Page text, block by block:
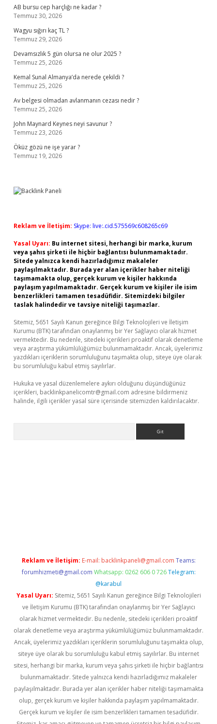
AB bursu cep harçlığı ne kadar ?
Temmuz 30, 2026
Wagyu sığırı kaç TL ?
Temmuz 29, 2026
Devamsızlık 5 gün olursa ne olur 2025 ?
Temmuz 25, 2026
Kemal Sunal Almanya’da nerede çekildi ?
Temmuz 25, 2026
Av belgesi olmadan avlanmanın cezası nedir ?
Temmuz 25, 2026
John Maynard Keynes neyi savunur ?
Temmuz 23, 2026
Öküz gözü ne işe yarar ?
Temmuz 19, 2026
Reklam ve İletişim: Skype: live:.cid.575569c608265c69
Yasal Uyarı: Bu internet sitesi, herhangi bir marka, kurum
veya şahıs şirketi ile hiçbir bağlantısı bulunmamaktadır.
Sitede yalnızca kendi hazırladığımız makaleler
paylaşılmaktadır. Burada yer alan içerikler haber niteliği
taşımamakta olup, gerçek kurum ve kişiler hakkında
paylaşım yapılmamaktadır. Gerçek kurum ve kişiler ile isim
benzerlikleri tamamen tesadüfidir. Sitemizdeki bilgiler
taslak halindedir ve tavsiye niteliği taşımazlar.
Sitemiz, 5651 Sayılı Kanun gereğince Bilgi Teknolojileri ve İletişim
Kurumu (BTK) tarafından onaylanmış bir Yer Sağlayıcı olarak hizmet
vermektedir. Bu nedenle, sitedeki içerikleri proaktif olarak denetleme
veya araştırma yükümlülüğümüz bulunmamaktadır. Ancak, üyelerimiz
yazdıkları içeriklerin sorumluluğunu taşımakta olup, siteye üye olarak
bu sorumluluğu kabul etmiş sayılırlar.
Hukuka ve yasal düzenlemelere aykırı olduğunu düşündüğünüz
içerikleri, backlinkpanelicomtr@gmail.com adresine bildirmeniz
halinde, ilgili içerikler yasal süre içerisinde sitemizden kaldırılacaktır.
Reklam ve İletişim: E-mail: backlinkpaneli@gmail.com Teams:
forumhizmeti@gmail.com Whatsapp: 0262 606 0 726 Telegram:
@karabul
Yasal Uyarı: Sitemiz, 5651 Sayılı Kanun gereğince Bilgi Teknolojileri
ve İletişim Kurumu (BTK) tarafından onaylanmış bir Yer Sağlayıcı
olarak hizmet vermektedir. Bu nedenle, sitedeki içerikleri proaktif
olarak denetleme veya araştırma yükümlülüğümüz bulunmamaktadır.
Ancak, üyelerimiz yazdıkları içeriklerin sorumluluğunu taşımakta olup,
siteye üye olarak bu sorumluluğu kabul etmiş sayılırlar. Bu internet
sitesi, herhangi bir marka, kurum veya şahıs şirketi ile hiçbir bağlantısı
bulunmamaktadır. Sitede yalnızca kendi hazırladığımız makaleler
paylaşılmaktadır. Burada yer alan içerikler haber niteliği taşımamakta
olup, gerçek kurum ve kişiler hakkında paylaşım yapılmamaktadır.
Gerçek kurum ve kişiler ile isim benzerlikleri tamamen tesadüfidir.